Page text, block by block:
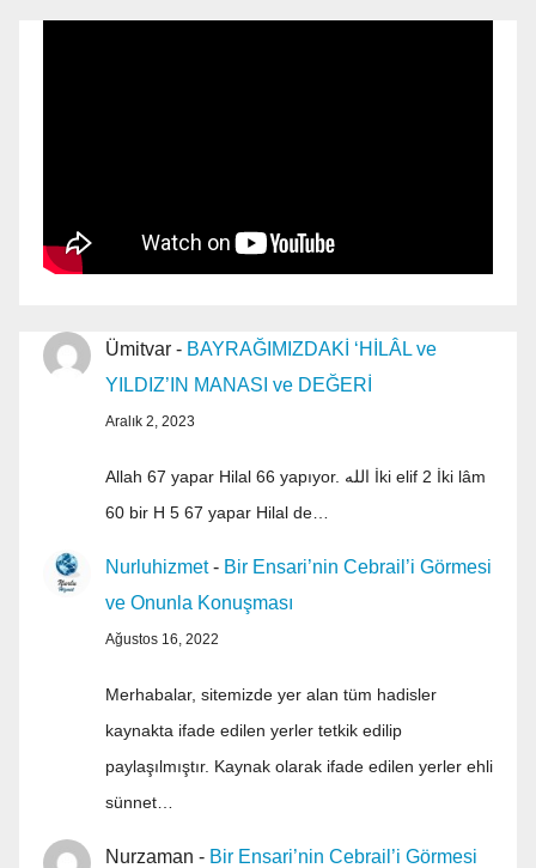
Ümitvar - BAYRAĞIMIZDAKİ ‘HİLÂL ve
YILDIZ’IN MANASI ve DEĞERİ
Aralık 2, 2023
Allah 67 yapar Hilal 66 yapıyor. الله İki elif 2 İki lâm
60 bir H 5 67 yapar Hilal de…
Nurluhizmet- Bir Ensari’nin Cebrail’i Görmesi
ve Onunla Konuşması
Ağustos 16, 2022
Merhabalar, sitemizde yer alan tüm hadisler
kaynakta ifade edilen yerler tetkik edilip
paylaşılmıştır. Kaynak olarak ifade edilen yerler ehli
sünnet…
Nurzaman - Bir Ensari’nin Cebrail’i Görmesi